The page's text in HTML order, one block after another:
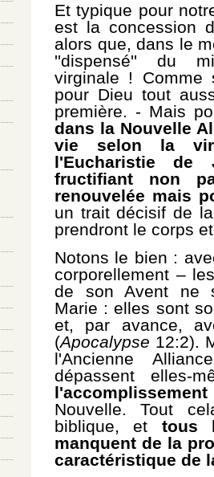
Et typique pour
est la concession
alors que, dans le
''dispensé'' du
virginale ! Comme
pour Dieu tout
première. - Mais
dans la Nouvelle
vie selon la
l'Eucharistie de
fructifiant non
renouvelée mais
un trait décisif de
prendront le corps
Notons le bien :
corporellement –
de son Avent ne
Marie : elles sont
et, par avance,
(Apocalypse 12:2).
l'Ancienne
dépassent elles-
Nouvelle. Tout
biblique, et tous
manquent de la
caractéristique de